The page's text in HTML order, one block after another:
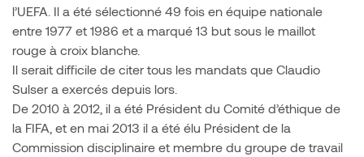
l’UEFA. Il a été sélectionné 49 fois en équipe nationale
entre 1977 et 1986 et a marqué 13 but sous le maillot
rouge à croix blanche.
Il serait difficile de citer tous les mandats que Claudio
Sulser a exercés depuis lors.
De 2010 à 2012, il a été Président du Comité d’éthique de
la FIFA, et en mai 2013 il a été élu Président de la
Commission disciplinaire et membre du groupe de travail